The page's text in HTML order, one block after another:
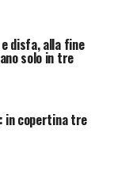
disfa, alla fine
solo in tre
in copertina tre